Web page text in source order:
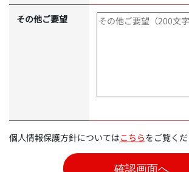
その他ご要望
個人情報保護方針についてはこちらをご覧くだ